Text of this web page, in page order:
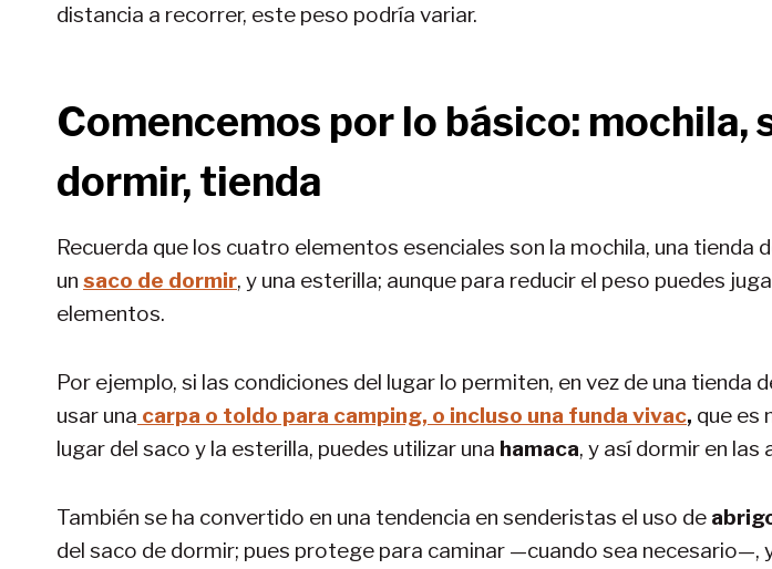
distancia a recorrer, este peso podría variar.
Comencemos por lo básico: mochila,
dormir, tienda
Recuerda que los cuatro elementos esenciales son la mochila, una tienda
un saco de dormir, y una esterilla; aunque para reducir el peso puedes
elementos.
Por ejemplo, si las condiciones del lugar lo permiten, en vez de una tienda
usar una carpa o toldo para camping, o incluso una funda vivac, que es
lugar del saco y la esterilla, puedes utilizar una hamaca, y así dormir en las
También se ha convertido en una tendencia en senderistas el uso de
del saco de dormir; pues protege para caminar —cuando sea necesario—,